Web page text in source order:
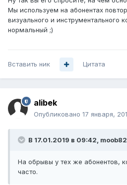
Мы используем на абонентах
визуального и инструментального
нормальный ;)
Вставить ник Цитата
alibek
Опубликовано 17 января,
В 17.01.2019 в 09:42, moob82
На обрывы у тех же абонентов,
часто.